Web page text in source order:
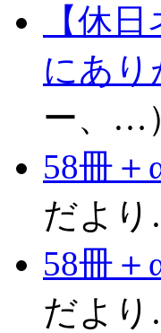
【休
にあ
ー、…
58冊
だより
58冊
だより